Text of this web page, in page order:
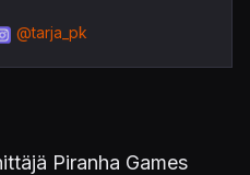
@tarja_pk
Piranha Games